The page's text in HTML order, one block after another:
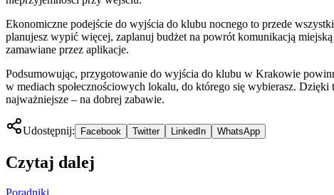
Ekonomiczne podejście do wyjścia do klubu nocnego to przede
planujesz wypić więcej, zaplanuj budżet na powrót komunikacją
zamawiane przez aplikacje.
Podsumowując, przygotowanie do wyjścia do klubu w Krakowie
w mediach społecznościowych lokalu, do którego się wybierasz.
najważniejsze – na dobrej zabawie.
Udostępnij: Facebook Twitter LinkedIn WhatsApp
Czytaj dalej
Poradniki